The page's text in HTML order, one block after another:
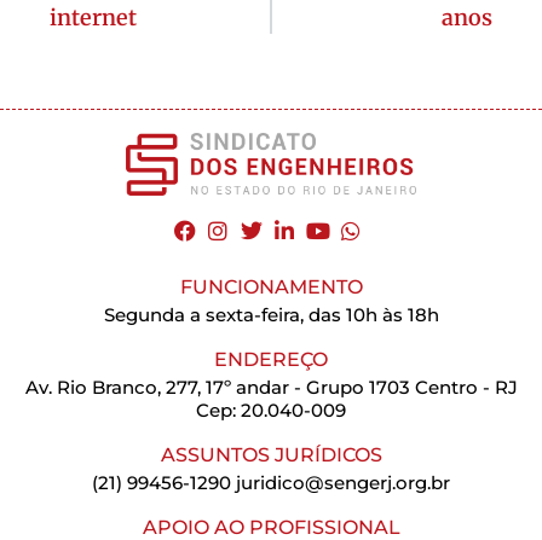
internet
anos
FUNCIONAMENTO
Segunda a sexta-feira, das 10h às 18h
ENDEREÇO
Av. Rio Branco, 277, 17º andar - Grupo 1703 Centro - RJ
Cep: 20.040-009
ASSUNTOS JURÍDICOS
(21) 99456-1290 juridico@sengerj.org.br
APOIO AO PROFISSIONAL